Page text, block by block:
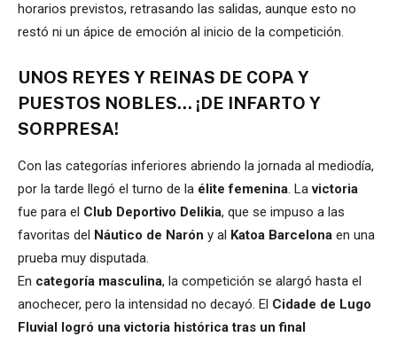
horarios previstos, retrasando las salidas, aunque esto no
restó ni un ápice de emoción al inicio de la competición.
UNOS REYES Y REINAS DE COPA Y
PUESTOS NOBLES… ¡DE INFARTO Y
SORPRESA!
Con las categorías inferiores abriendo la jornada al mediodía,
por la tarde llegó el turno de la élite femenina. Lavictoria
fue para el Club Deportivo Delikia, que se impuso a las
favoritas del Náutico de Narón y al Katoa Barcelona en una
prueba muy disputada.
En categoría masculina, la competición se alargó hasta el
anochecer, pero la intensidad no decayó. El Cidade de Lugo
Fluvial logró una victoria histórica tras un final